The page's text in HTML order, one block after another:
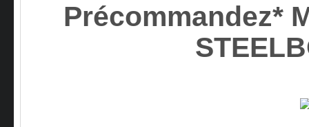
Précommandez*